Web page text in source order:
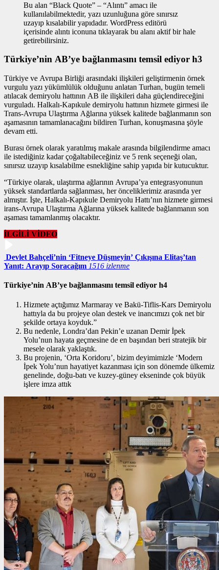
Bu alan “Black Quote” – “Alıntı” amacı ile
kullanılabilmektedir, yazı uzunluğuna göre sınırsız
uzayıp kısalabilir yapıdadır. WordPress editörü
içerisinde alıntı iconuna tıklayarak bu alanı aktif bir hale
getirebilirsiniz.
Türkiye’nin AB’ye bağlanmasını temsil ediyor h3
Türkiye ve Avrupa Birliği arasındaki ilişkileri geliştirmenin örnek
vurgulu yazı yükümlülük olduğunu anlatan Turhan, bugün temeli
atılacak demiryolu hattının AB ile ilişkileri daha güçlendireceğini
vurguladı. Halkalı-Kapıkule demiryolu hattının hizmete girmesi ile
Trans-Avrupa Ulaştırma Ağlarına yüksek kalitede bağlanmanın son
aşamasının tamamlanacağını bildiren Turhan, konuşmasına şöyle
devam etti.
Burası örnek olarak yaratılmış makale arasında bilgilendirme amacı
ile istediğiniz kadar çoğaltabileceğiniz ve 5 renk seçeneği olan,
sınırsız uzayıp kısalabilme esnekliğine sahip yapıda bir kutucuktur.
“Türkiye olarak, ulaştırma ağlarının Avrupa’ya entegrasyonunun
yüksek standartlarda sağlanması, her önceliklerimiz arasında yer
almıştır. İşte, Halkalı-Kapıkule Demiryolu Hattı’nın hizmete girmesi
irans-Avrupa Ulaştırma Ağlarına yüksek kalitede bağlanmanın son
aşaması tamamlanmış olacaktır.
İLGİLİ VİDEO
Devlet Bahçeli’nin ‘Fitneye Düşmeyin’ Çıkışına Elitaş’tan
Yanıt: Arayıp Soracağım 1516 izlenme
Türkiye’nin AB’ye bağlanmasını temsil ediyor h4
Hizmete açtığımız Marmaray ve Bakü-Tiflis-Kars Demiryolu
hattıyla da bu projeye olan destek ve inancımızı çok net bir
şekilde ortaya koyduk.”
Bu nedenle, Londra’dan Pekin’e uzanan Demir İpek
Yolu’nun hayata geçmesine de en başından beri stratejik bir
mesele olarak yaklaştık.
Bu projenin, ‘Orta Koridoru’, bizim deyimimizle ‘Modern
İpek Yolu’nun hayatiyet kazanması için son dönemde ülkemiz
genelinde, doğu-batı ve kuzey-güney ekseninde çok büyük
işlere imza attık